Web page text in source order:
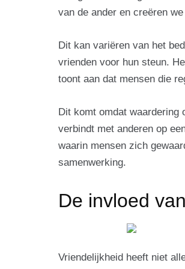
van de ander en creëren
Dit kan variëren van het
vrienden voor hun steun.
toont aan dat mensen die
Dit komt omdat waardering
verbindt met anderen op
waarin mensen zich
samenwerking.
De invloed
Vriendelijkheid heeft niet